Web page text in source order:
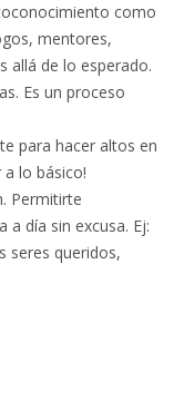
como
mentores,
allá de lo esperado.
Es un proceso
para hacer altos en
lo básico!
Permitirte
día sin excusa. Ej:
seres queridos,